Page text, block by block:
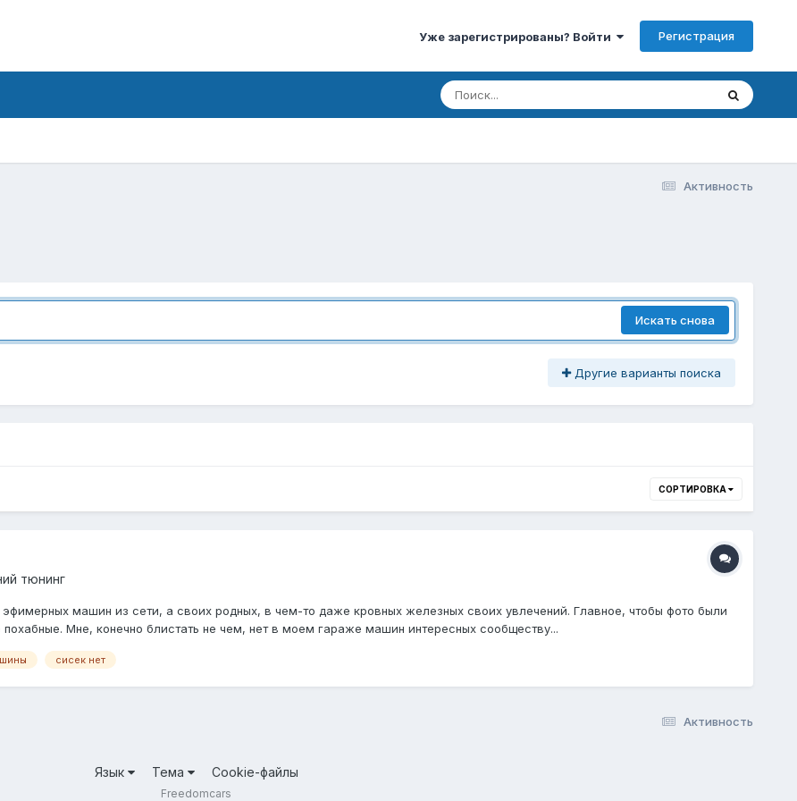
Уже зарегистрированы? Войти Регистрация
Активность
Искать снова
Другие варианты поиска
СОРТИРОВКА
тюнинг
машин из сети, а своих родных, в чем-то даже кровных железных своих увлечений. Главное, чтобы фото были
Мне, конечно блистать не чем, нет в моем гараже машин интересных сообществу...
сисек нет
Активность
Язык Тема Cookie-файлы
Freedomcars